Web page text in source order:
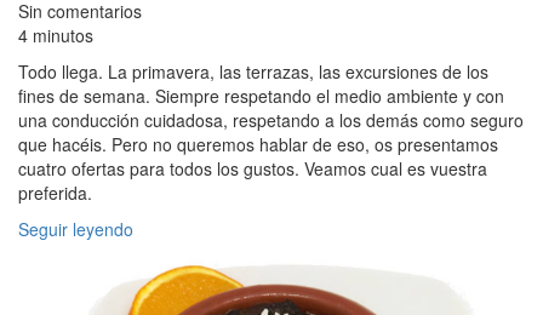
Sin comentarios
4 minutos
Todo llega. La primavera, las terrazas, las excursiones de los
fines de semana. Siempre respetando el medio ambiente y con
una conducción cuidadosa, respetando a los demás como seguro
que hacéis. Pero no queremos hablar de eso, os presentamos
cuatro ofertas para todos los gustos. Veamos cual es vuestra
preferida.
Seguir leyendo